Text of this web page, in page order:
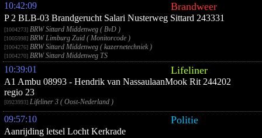
10:42:09 Brandweer
P 2 BLB-03 Brandgerucht Salari Nusterweg Sittard 243331
[1004273] BRW Sittard Middenweg ( BvD )
[1005998] BRW Limburg Zuid ( Monitorcode )
[1004276] BRW Sittard Middenweg ( kazernetechniek )
[1004270] BRW Sittard Middenweg TS
10:39:01 Lifeliner
A1 Ambu 08993 - Hendrik van NassaulaanMook Rit 244202
regio 23
[0923993] Lifeliner 3 ( Oost-Nederland )
09:57:10 Politie
Aanrijding letsel Locht Kerkrade